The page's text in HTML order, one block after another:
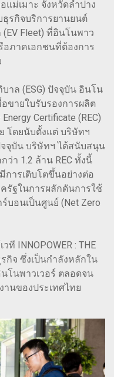
แม่เมาะ จังหวัดลำปาง
ธุรกิจบริการยานยนต์
Fleet) ที่อินโนพาว
อภาคเอกชนที่ต้องการ
าล (ESG) ปัจจุบัน อินโน
ขายใบรับรองการผลิต
Certificate (REC)
โดยนับตั้งแต่ บริษัทฯ
จจุบัน บริษัทฯ ได้สนับสนุน
า 1.2 ล้าน REC ทั้งนี้
การเติบโตขึ้นอย่างต่อ
รัฐในการผลักดันการใช้
บอนเป็นศูนย์ (Net Zero
INNOPOWER : THE
รกิจ ซึ่งเป็นกำลังหลักใน
โนพาวเวอร์ ตลอดจน
นของประเทศไทย